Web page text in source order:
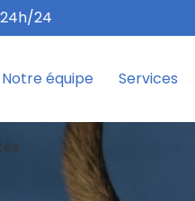
24
Notre équipe Services